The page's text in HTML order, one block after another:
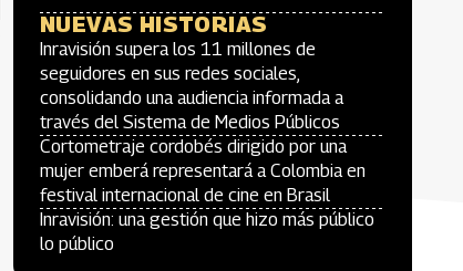
NUEVAS HISTORIAS
Inravisión supera los 11 millones de
seguidores en sus redes sociales,
consolidando una audiencia informada a
través del Sistema de Medios Públicos
Cortometraje cordobés dirigido por una
mujer emberá representará a Colombia en
festival internacional de cine en Brasil
Inravisión: una gestión que hizo más público
lo público